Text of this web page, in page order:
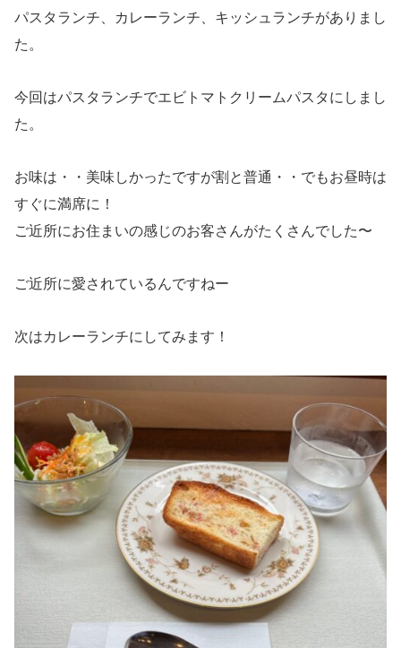
パスタランチ、カレーランチ、キッシュランチがありまし
た。
今回はパスタランチでエビトマトクリームパスタにしまし
た。
お味は・・美味しかったですが割と普通・・でもお昼時は
すぐに満席に！
ご近所にお住まいの感じのお客さんがたくさんでした〜
ご近所に愛されているんですねー
次はカレーランチにしてみます！